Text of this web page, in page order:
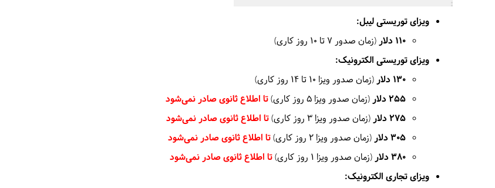
ویزای توریستی لیبل:
110 دلار
(زمان صدور 7 تا 10 روز کاری)
ویزای توریستی الکترونیک:
130 دلار
(زمان صدور ویزا 10 تا 14 روز کاری)
255 دلار(زمان صدور ویزا 5 روز کاری)
تا اطلاع ثانوی صادر نمی‌شود
275 دلار(زمان صدور ویزا 3 روز کاری)
تا اطلاع ثانوی صادر نمی‌شود
305 دلار
(زمان صدور ویزا 2 روز کاری)
تا اطلاع ثانوی صادر نمی‌شود
380 دلار
(زمان صدور ویزا 1 روز کاری)
تا اطلاع ثانوی صادر نمی‌شود
ویزای تجاری الکترونیک: